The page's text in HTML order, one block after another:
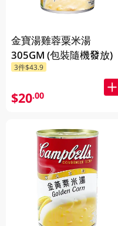
金寶湯雞蓉粟米湯
305GM (包裝隨機發放)
3件$43.9
$20.00